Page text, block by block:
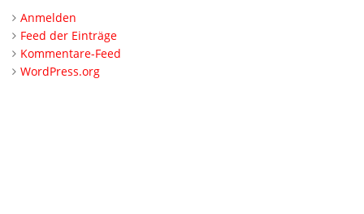
Anmelden
Feed der Einträge
Kommentare-Feed
WordPress.org